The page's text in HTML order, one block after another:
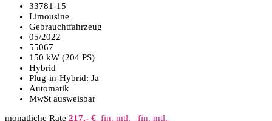
33781-15
Limousine
Gebrauchtfahrzeug
05/2022
55067
150 kW (204 PS)
Hybrid
Plug-in-Hybrid: Ja
Automatik
MwSt ausweisbar
monatliche Rate 217,- € fin. mtl.
fin. mtl.